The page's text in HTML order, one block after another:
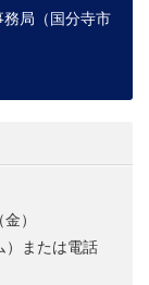
局（国分寺市
）
）または電話